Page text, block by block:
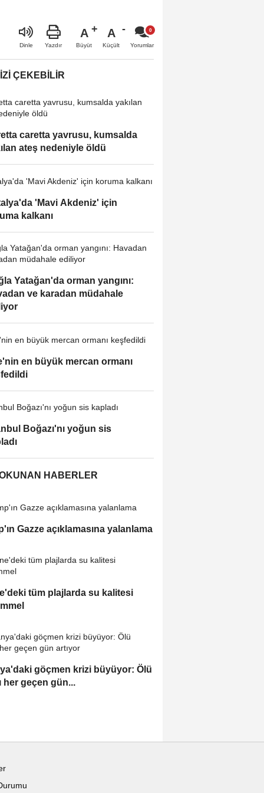
Dinle Yazdır
A
Büyüt
A
Küçült Yorumlar
ÇEKEBILIR
caretta yavrusu, kumsalda
ateş nedeniyle öldü
'Mavi Akdeniz' için
kalkanı
Yatağan'da orman yangını:
ve karadan müdahale
en büyük mercan ormanı
Boğazı'nı yoğun sis
HABERLER
Gazze açıklamasına yalanlama
tüm plajlarda su kalitesi
göçmen krizi büyüyor: Ölü
her geçen gün...